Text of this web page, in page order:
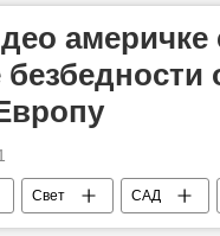
америчке
Свет САД